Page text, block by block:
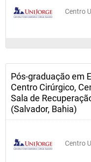
Centro
Pós-graduação em
Centro Cirúrgico,
Sala de
(Salvador, Bahia)
Centro